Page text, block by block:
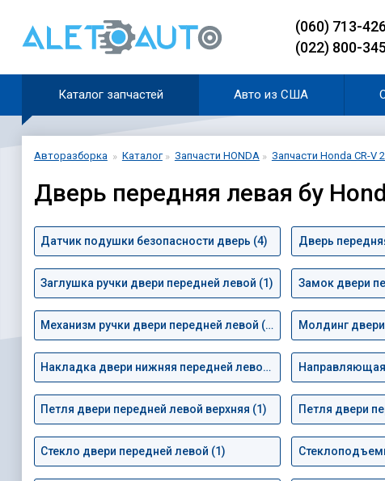
(060) 713-
(022) 800-
Каталог запчастей Авто из США
Авторазборка Каталог Запчасти HONDA Запчасти Honda CR-V
Дверь передняя левая бу
Датчик подушки безопасности дверь (4) Дверь
Заглушка ручки двери передней левой (1) Замок двери
Механизм ручки двери передней левой (1)
Накладка двери нижняя передней левой (2)
Петля двери передней левой верхняя (1) Петля двери
Стекло двери передней левой (1)